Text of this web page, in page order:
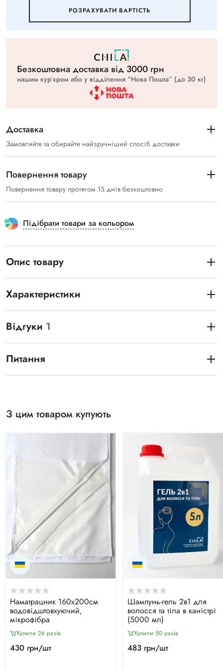
РОЗРАХУВАТИ ВАРТIСТЬ
Безкоштовна доставка вiд 3000 грн
нашим курʼєром або у відділення “Нова Пошта” (до 30 кг)
Доставка
Замовляйте та обирайте найзручніший спосіб доставки
Повернення товару
Повернення товару протягом 15 днів безкоштовно
Підібрати товари за кольором
Опис товару
Характеристики
Відгуки 1
Питання
З цим товаром купують
Наматрацник 160х200см
водовідштовхуючий,
мікрофібра
Купили 26 разiв
430 грн/шт
Шампунь-гель 2в1 для
волосся та тіла в каністрі
(5000 мл)
Купили 50 разiв
483 грн/шт